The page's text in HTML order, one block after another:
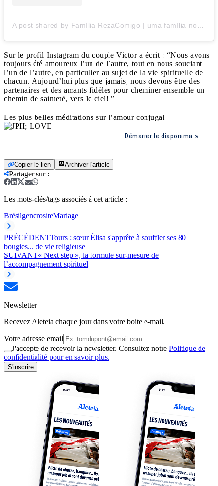
Sur le profil Instagram du couple Victor a écrit : “Nous avons
toujours été amoureux l’un de l’autre, tout en nous souciant
l’un de l’autre, en particulier au sujet de la vie spirituelle de
chacun. Aujourd’hui plus que jamais, nous devons être des
partenaires et des amants fidèles pour cheminer ensemble un
chemin de sainteté, vers le ciel! ”
Les plus belles méditations sur l’amour conjugal
Démarrer le diaporama
Copier le lien Archiver l'article
Partager sur:
Les mots-clés/tags associés à cet article :
BrésilgenerositeMariage
PRÉCÉDENTTours : sœur Élisa s'apprête à souffler ses 80
bougies... de vie religieuse
SUIVANT« Next step », la formule sur-mesure de
l’accompagnement spirituel
Newsletter
Recevez Aleteia chaque jour dans votre boite e-mail.
Votre adresse email
J'accepte de recevoir la newsletter. Consultez notre Politique de
confidentialité pour en savoir plus.
S'inscrire